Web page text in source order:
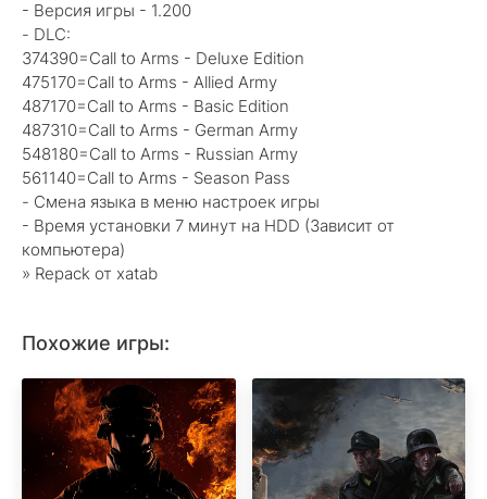
- Версия игры - 1.200
- DLC:
374390=Call to Arms - Deluxe Edition
475170=Call to Arms - Allied Army
487170=Call to Arms - Basic Edition
487310=Call to Arms - German Army
548180=Call to Arms - Russian Army
561140=Call to Arms - Season Pass
- Смена языка в меню настроек игры
- Время установки 7 минут на HDD (Зависит от
компьютера)
» Repack от xatab
Похожие игры: